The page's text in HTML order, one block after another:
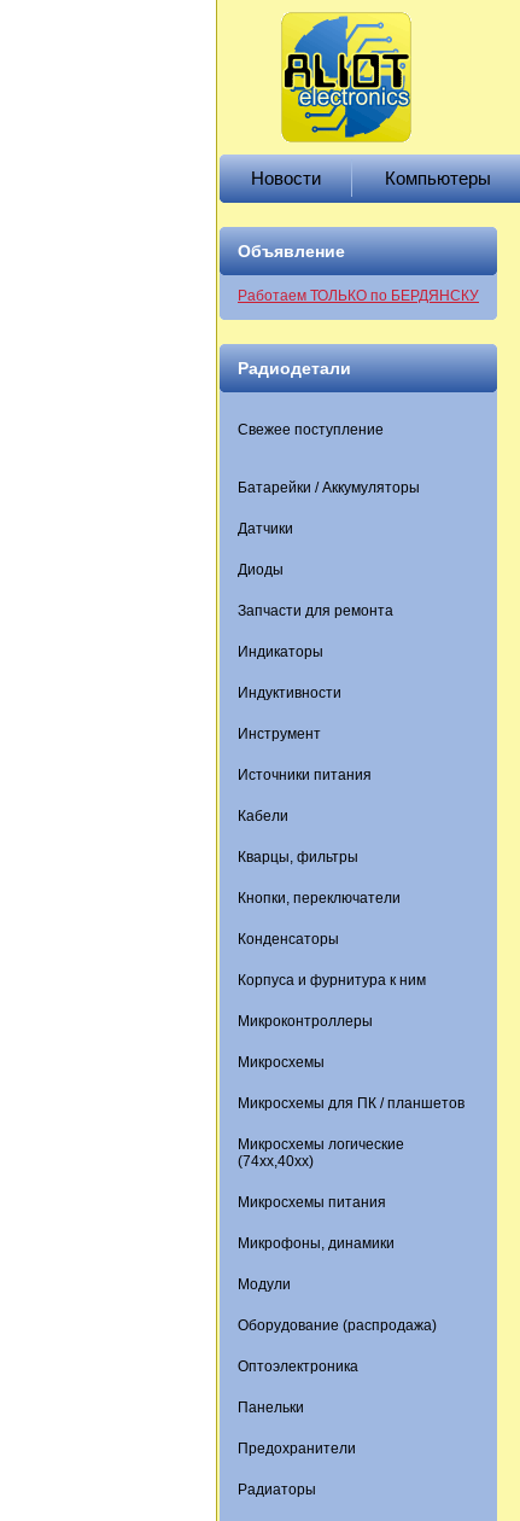
Новости Компьютеры
Объявление
Работаем ТОЛЬКО по БЕРДЯНСКУ
Радиодетали
Свежее поступление
Батарейки / Аккумуляторы
Датчики
Диоды
Запчасти для ремонта
Индикаторы
Индуктивности
Инструмент
Источники питания
Кабели
Кварцы, фильтры
Кнопки, переключатели
Конденсаторы
Корпуса и фурнитура к ним
Микроконтроллеры
Микросхемы
Микросхемы для ПК / планшетов
Микросхемы логические
(74xx,40xx)
Микросхемы питания
Микрофоны, динамики
Модули
Оборудование (распродажа)
Оптоэлектроника
Панельки
Предохранители
Радиаторы